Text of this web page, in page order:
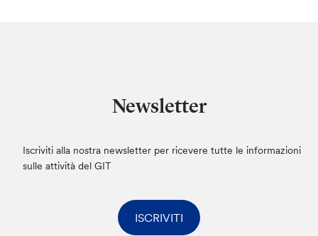
Newsletter
Iscriviti alla nostra newsletter per ricevere tutte le informazioni
sulle attività del GIT
ISCRIVITI